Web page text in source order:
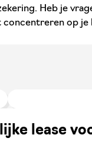
Heb je
concentreren op je
lease